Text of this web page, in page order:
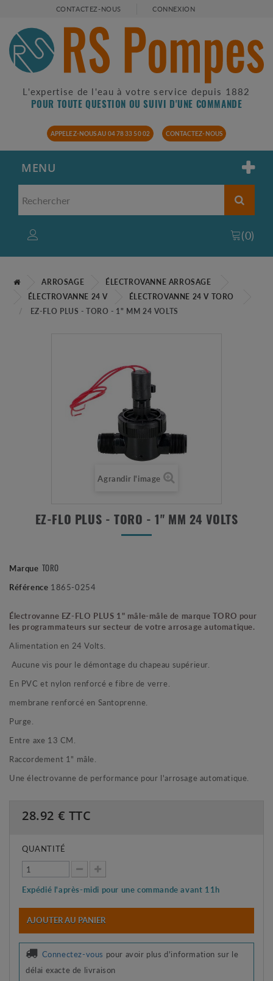
CONTACTEZ-NOUS CONNEXION
L'expertise de l'eau à votre service depuis 1882
POUR TOUTE QUESTION OU SUIVI D'UNE COMMANDE
APPELEZ-NOUS AU 04 78 33 50 02 CONTACTEZ-NOUS
MENU
(0)
ARROSAGE
ÉLECTROVANNE ARROSAGE
ÉLECTROVANNE 24 V
ÉLECTROVANNE 24 V TORO
EZ-FLO PLUS - TORO - 1" MM 24 VOLTS
Agrandir l'image
EZ-FLO PLUS - TORO - 1" MM 24 VOLTS
Marque TORO
Référence 1865-0254
Électrovanne EZ-FLO PLUS 1" mâle-mâle de marque TORO pour
les programmateurs sur secteur de votre arrosage automatique.
Alimentation en 24 Volts.
Aucune vis pour le démontage du chapeau supérieur.
En PVC et nylon renforcé e fibre de verre.
membrane renforcé en Santoprenne.
Purge.
Entre axe 13 CM.
Raccordement 1" mâle.
Une électrovanne de performance pour l'arrosage automatique.
28.92 € TTC
QUANTITÉ
Expédié l'après-midi pour une commande avant 11h
AJOUTER AU PANIER
Connectez-vous pour avoir plus d'information sur le
délai exacte de livraison